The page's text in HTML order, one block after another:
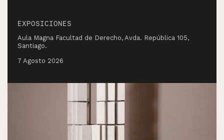
EXPOSICIONES
Aula Magna Facultad de Derecho, Avda. República 105,
Santiago.
7 Agosto 2026